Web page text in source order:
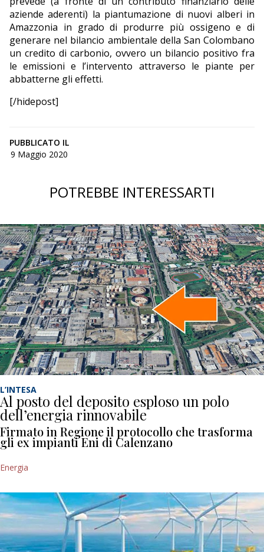
aziende aderenti) la piantumazione di nuovi alberi in
Amazzonia in grado di produrre più ossigeno e di
generare nel bilancio ambientale della San Colombano
un credito di carbonio, ovvero un bilancio positivo fra
le emissioni e l’intervento attraverso le piante per
abbatterne gli effetti.
[/hidepost]
PUBBLICATO IL
9 Maggio 2020
POTREBBE INTERESSARTI
L’INTESA
Al posto del deposito esploso un polo
dell’energia rinnovabile
Firmato in Regione il protocollo che trasforma
gli ex impianti Eni di Calenzano
Energia